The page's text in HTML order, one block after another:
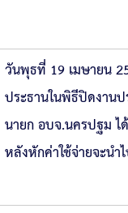
วันพุธที่ 19 เมษายน
ประธานในพิธีปิดงาน
นายก อบจ.นครปฐม ไ
หลังหักค่าใช้จ่ายจะนำ